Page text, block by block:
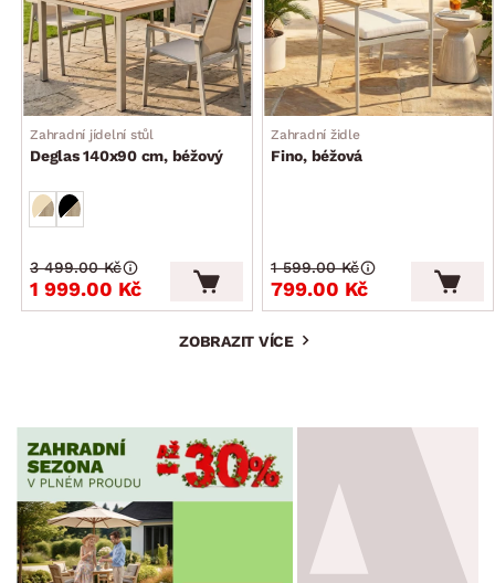
Zahradní jídelní stůl
Deglas 140x90 cm, béžový
1 999.00 Kč
3 499.00 Kč
Zahradní židle
Fino, béžová
799.00 Kč
1 599.00 Kč
ZOBRAZIT VÍCE